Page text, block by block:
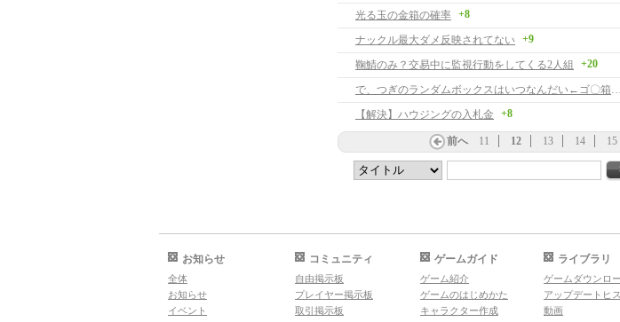
光る玉の金箱の確率 +8
ナックル最大ダメ反映されてない +9
鞠鯖のみ？交易中に監視行動をしてくる2人組
+20
で、つぎのランダムボックスはいつなんだい←ゴ〇箱でしたっと。
【解決】ハウジングの入札金
+8
前へ 11 12 13 14 15
お知らせ
全体
お知らせ
イベント
コミュニティ
自由掲示板
プレイヤー掲示板
取引掲示板
ゲームガイド
ゲーム紹介
ゲームのはじめかた
キャラクター作成
ライブラリ
ゲームダウンロ
アップデートヒ
動画